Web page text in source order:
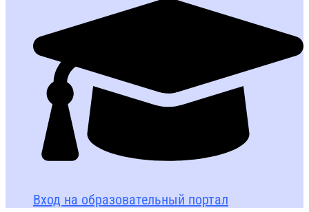
Вход на образовательный портал